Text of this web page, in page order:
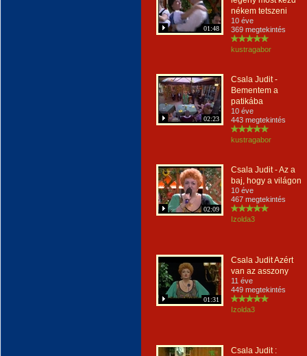
01:48
nékem tetszeni
10 éve
369 megtekintés
kustragabor
02:23
Csala Judit -
Bementem a
patikába
10 éve
443 megtekintés
kustragabor
02:09
Csala Judit - Az a
baj, hogy a világon
10 éve
467 megtekintés
Izolda3
01:31
Csala Judit Azért
van az asszony
11 éve
449 megtekintés
Izolda3
Csala Judit :